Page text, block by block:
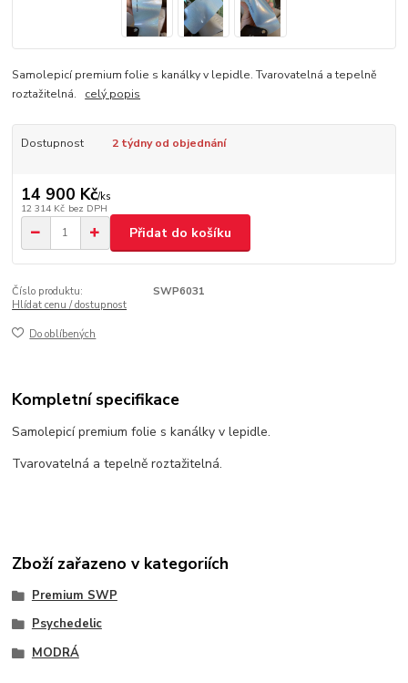
Samolepicí premium folie s kanálky v lepidle. Tvarovatelná a tepelně
roztažitelná. celý popis
Dostupnost 2 týdny od objednání
14 900 Kč/ks
12 314 Kč bez DPH
Přidat do košíku
Číslo produktu:
SWP6031
Hlídat cenu / dostupnost
Do oblíbených
Kompletní specifikace
Samolepicí premium folie s kanálky v lepidle.
Tvarovatelná a tepelně roztažitelná.
Zboží zařazeno v kategoriích
Premium SWP
Psychedelic
MODRÁ